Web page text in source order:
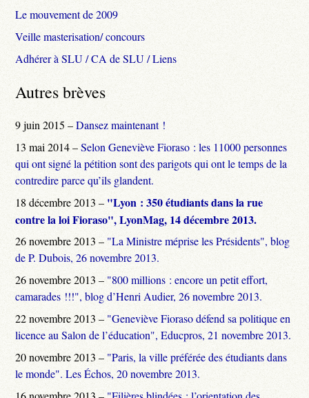
Le mouvement de 2009
Veille masterisation/ concours
Adhérer à SLU / CA de SLU / Liens
Autres brèves
9 juin 2015 –Dansez maintenant !
13 mai 2014 –Selon Geneviève Fioraso : les 11000 personnes
qui ont signé la pétition sont des parigots qui ont le temps de la
contredire parce qu’ils glandent.
18 décembre 2013 – "Lyon : 350 étudiants dans la rue
contre la loi Fioraso", LyonMag, 14 décembre 2013.
26 novembre 2013 – "La Ministre méprise les Présidents", blog
de P. Dubois, 26 novembre 2013.
26 novembre 2013 – "800 millions : encore un petit effort,
camarades !!!", blog d’Henri Audier, 26 novembre 2013.
22 novembre 2013 – "Geneviève Fioraso défend sa politique en
licence au Salon de l’éducation", Educpros, 21 novembre 2013.
20 novembre 2013 – "Paris, la ville préférée des étudiants dans
le monde". Les Échos, 20 novembre 2013.